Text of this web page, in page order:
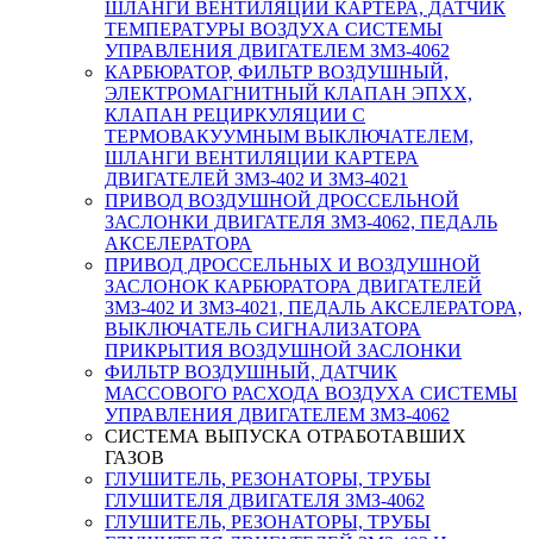
ШЛАНГИ ВЕНТИЛЯЦИИ КАРТЕРА, ДАТЧИК
ТЕМПЕРАТУРЫ ВОЗДУХА СИСТЕМЫ
УПРАВЛЕНИЯ ДВИГАТЕЛЕМ ЗМЗ-4062
КАРБЮРАТОР, ФИЛЬТР ВОЗДУШНЫЙ,
ЭЛЕКТРОМАГНИТНЫЙ КЛАПАН ЭПХХ,
КЛАПАН РЕЦИРКУЛЯЦИИ С
ТЕРМОВАКУУМНЫМ ВЫКЛЮЧАТЕЛЕМ,
ШЛАНГИ ВЕНТИЛЯЦИИ КАРТЕРА
ДВИГАТЕЛЕЙ ЗМЗ-402 И ЗМЗ-4021
ПРИВОД ВОЗДУШНОЙ ДРОССЕЛЬНОЙ
ЗАСЛОНКИ ДВИГАТЕЛЯ ЗМЗ-4062, ПЕДАЛЬ
АКСЕЛЕРАТОРА
ПРИВОД ДРОССЕЛЬНЫХ И ВОЗДУШНОЙ
ЗАСЛОНОК КАРБЮРАТОРА ДВИГАТЕЛЕЙ
ЗМЗ-402 И ЗМЗ-4021, ПЕДАЛЬ АКСЕЛЕРАТОРА,
ВЫКЛЮЧАТЕЛЬ СИГНАЛИЗАТОРА
ПРИКРЫТИЯ ВОЗДУШНОЙ ЗАСЛОНКИ
ФИЛЬТР ВОЗДУШНЫЙ, ДАТЧИК
МАССОВОГО РАСХОДА ВОЗДУХА СИСТЕМЫ
УПРАВЛЕНИЯ ДВИГАТЕЛЕМ ЗМЗ-4062
СИСТЕМА ВЫПУСКА ОТРАБОТАВШИХ
ГАЗОВ
ГЛУШИТЕЛЬ, РЕЗОНАТОРЫ, ТРУБЫ
ГЛУШИТЕЛЯ ДВИГАТЕЛЯ ЗМЗ-4062
ГЛУШИТЕЛЬ, РЕЗОНАТОРЫ, ТРУБЫ